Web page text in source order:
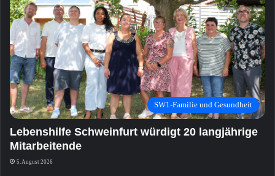
SW1-Familie und Gesundheit
Lebenshilfe Schweinfurt würdigt 20 langjährige
Mitarbeitende
5. August 2026